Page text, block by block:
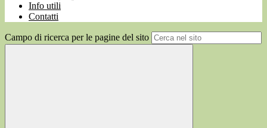
Info utili
Contatti
Campo di ricerca per le pagine del sito